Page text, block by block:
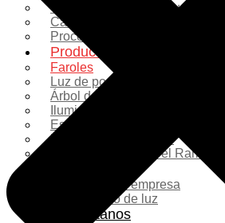
Comparación de productos
Caso de filmación real
Proceso de producción
Productos
Faroles
Luz de poste
Árbol de Navidad
Iluminación navideña
Escultura de fibra de vidrio
Decoración comercial
Decoraciones para el Ramadán
Noticias de la empresa
Espectáculo de luz
Contáctanos